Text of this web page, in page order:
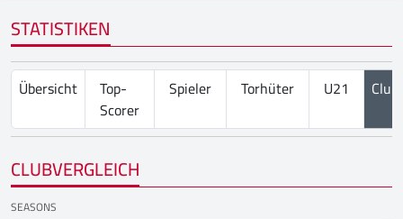
STATISTIKEN
Übersicht
Top-
Scorer
Spieler Torhüter U21
CLUBVERGLEICH
SEASONS